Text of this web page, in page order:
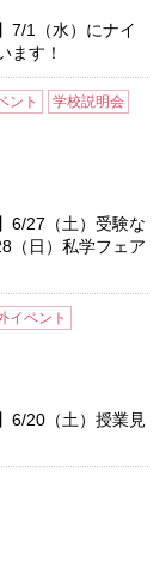
7/1（水）にナイ
ます！
ント 学校説明会
6/27（土）受験な
（日）私学フェア
イベント
6/20（土）授業見